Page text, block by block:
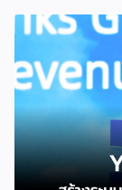
รวมกว่า 250 บูธ
เลือกสร้างรายไ
จบในงานด้วยสิน
ความรู้โดยผู้ทรง
และต่างประเทศ
ฮอลล์ 6-8 อิมแพ็
220 ล้านบาท น
ธุรกิจการค้า กระ
Thailand &